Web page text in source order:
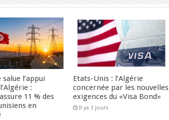
salue l’appui
:
11 % des
en
Etats-Unis : l’Algérie
concernée par les nouvelles
exigences du «Visa Bond»
Il ya 3 jours